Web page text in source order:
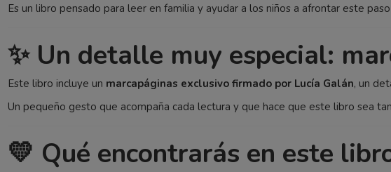
Es un libro pensado para leer en familia y ayudar a los niños a afrontar este
✨ Un detalle muy especial:
Este libro incluye un marcapáginas exclusivo firmado por Lucía Galán, un
Un pequeño gesto que acompaña cada lectura y que hace que este libro sea
💛 Qué encontrarás en este